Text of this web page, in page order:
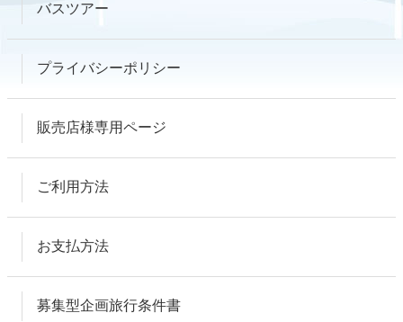
バスツアー
プライバシーポリシー
販売店様専用ページ
ご利用方法
お支払方法
募集型企画旅行条件書